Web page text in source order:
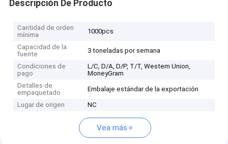
Descripción De Producto
Cantidad de orden
mínima
1000pcs
Capacidad de la
fuente
3 toneladas por semana
Condiciones de
pago
L/C, D/A, D/P, T/T, Western Union,
MoneyGram
Detalles de
empaquetado
Embalaje estándar de la exportación
Lugar de origen NC
Vea más